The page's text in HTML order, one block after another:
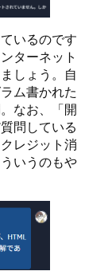
いるのです
ターネット
しょう。自
ム書かれた
なお、「開
問している
レジット消
いうのもや